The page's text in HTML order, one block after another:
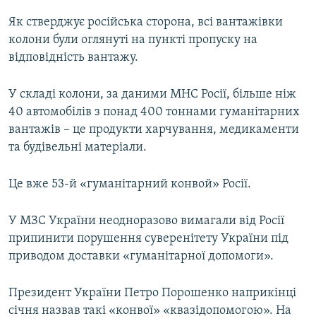
Як стверджує російська сторона, всі вантажівки
колони були оглянуті на пункті пропуску на
відповідність вантажу.
У складі колони, за даними МНС Росії, більше ніж
40 автомобілів з понад 400 тоннами гуманітарних
вантажів – це продукти харчування, медикаменти
та будівельні матеріали.
Це вже 53-й «гуманітарний конвой» Росії.
У МЗС України неодноразово вимагали від Росії
припинити порушення суверенітету України під
приводом доставки «гуманітарної допомоги».
Президент України Петро Порошенко наприкінці
січня назвав такі «конвої» «квазідопомогою». На